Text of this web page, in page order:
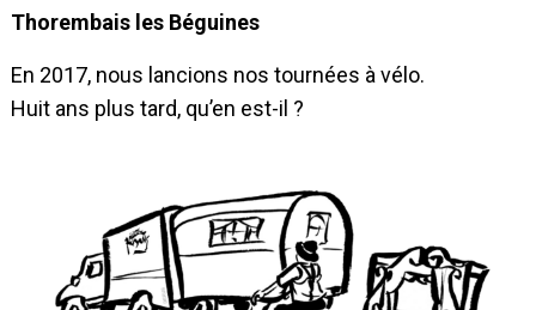
Thorembais les Béguines
En 2017, nous lancions nos tournées à vélo.
Huit ans plus tard, qu’en est-il ?